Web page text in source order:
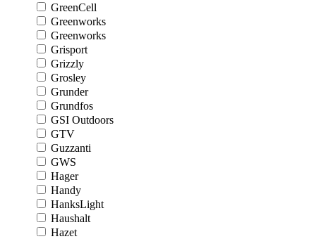
GreenCell
Greenworks
Greenworks
Grisport
Grizzly
Grosley
Grunder
Grundfos
GSI Outdoors
GTV
Guzzanti
GWS
Hager
Handy
HanksLight
Haushalt
Hazet